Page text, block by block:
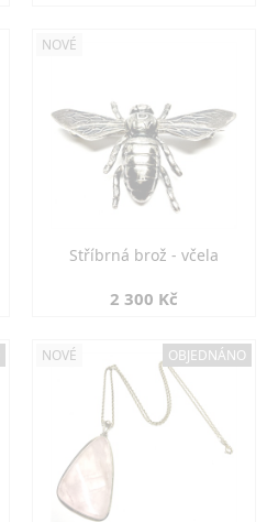
NOVÉ
Stříbrná brož - včela
2 300 Kč
NOVÉ OBJEDNÁNO